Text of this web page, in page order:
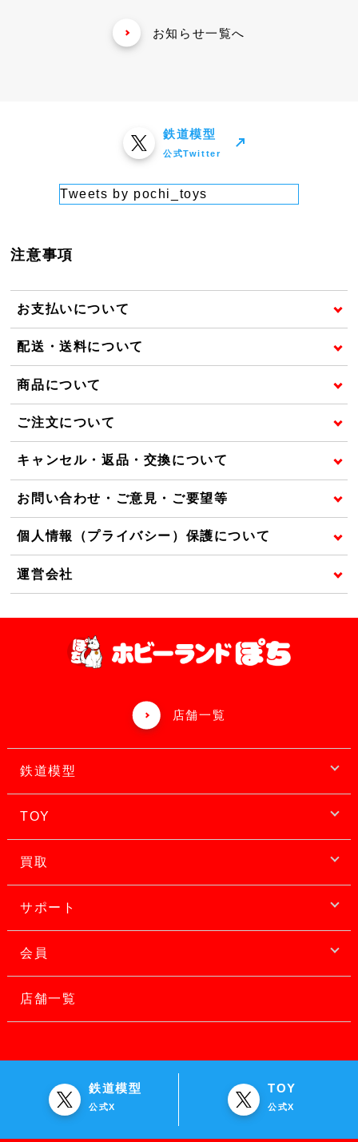
お知らせ一覧へ
鉄道模型
公式Twitter
Tweets by pochi_toys
注意事項
お支払いについて
配送・送料について
商品について
ご注文について
キャンセル・返品・交換について
お問い合わせ・ご意見・ご要望等
個人情報（プライバシー）保護について
運営会社
店舗一覧
鉄道模型
TOY
買取
サポート
会員
店舗一覧
鉄道模型
公式X
TOY
公式X